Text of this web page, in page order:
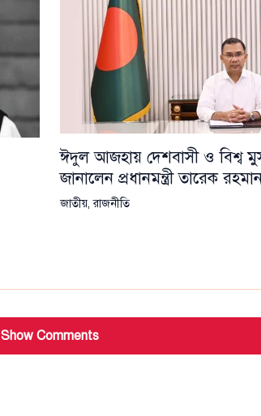
ঈদুল আজহায় দেশবাসী ও বিশ্ব
জানালেন প্রধানমন্ত্রী তারেক
জাতীয়,রাজনীতি
Show Comments